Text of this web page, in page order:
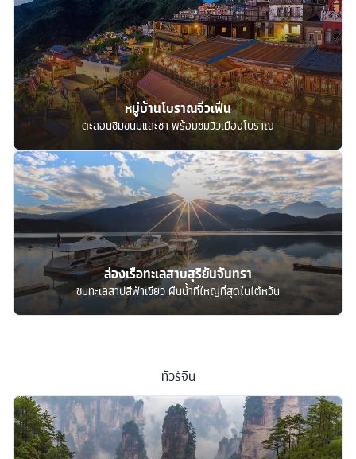
หมู่บ้านโบราณจิ่วเฟิ่น
ตะลอนชิมขนมและชา พร้อมชมวิวเมืองโบราณ
ล่องเรือทะเลสาบสุริยันจันทรา
ชมทะเลสาปสีฟ้าเขียว ผืนน้ำที่ใหญ่ที่สุดในไต้หวัน
ทัวร์จีน